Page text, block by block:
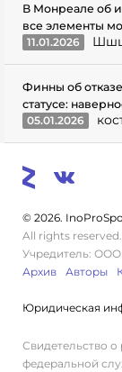
В Монреале об
все элементы
11.01.2026
Финны об
статусе:
05.01.2026
© 2026.
All rights reserved.
Учредитель: ООО
Архив
Авторы
Юридическая
Свидетельство
федеральной